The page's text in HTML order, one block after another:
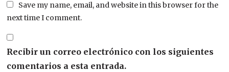
Save my name, email, and website in this browser for the
next time I comment.
Recibir un correo electrónico con los siguientes
comentarios a esta entrada.